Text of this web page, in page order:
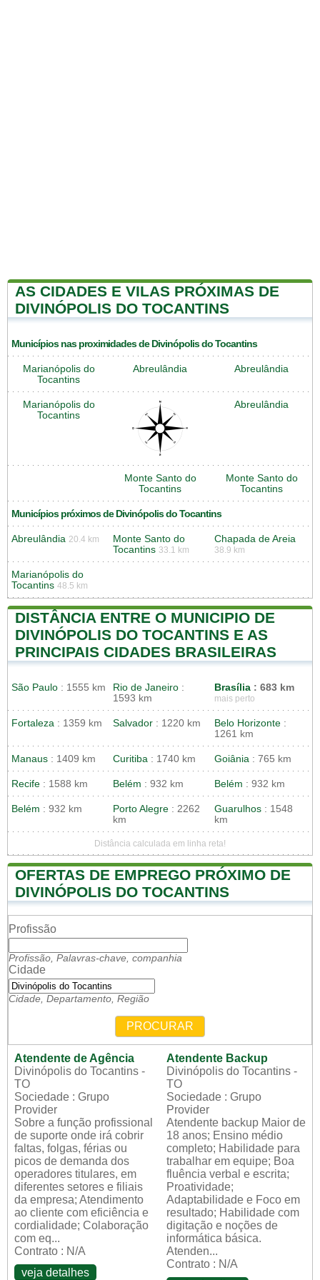
AS CIDADES E VILAS PRÓXIMAS DE
DIVINÓPOLIS DO TOCANTINS
Municípios nas proximidades de Divinópolis do Tocantins
Marianópolis do
Tocantins
Abreulândia Abreulândia
Marianópolis do
Tocantins
Abreulândia
Monte Santo do
Tocantins
Monte Santo do
Tocantins
Municípios próximos de Divinópolis do Tocantins
Abreulândia 20.4 km
Monte Santo do
Tocantins 33.1 km
Chapada de Areia
38.9 km
Marianópolis do
Tocantins 48.5 km
DISTÂNCIA ENTRE O MUNICIPIO DE
DIVINÓPOLIS DO TOCANTINS E AS
PRINCIPAIS CIDADES BRASILEIRAS
São Paulo : 1555 km Rio de Janeiro :
1593 km
Brasília : 683 km
mais perto
Fortaleza : 1359 km Salvador : 1220 km Belo Horizonte :
1261 km
Manaus : 1409 km Curitiba : 1740 km Goiânia : 765 km
Recife : 1588 km Belém : 932 km Belém : 932 km
Belém : 932 km Porto Alegre : 2262
km
Guarulhos : 1548
km
Distância calculada em linha reta!
OFERTAS DE EMPREGO PRÓXIMO DE
DIVINÓPOLIS DO TOCANTINS
Profissão
Profissão, Palavras-chave, companhia
Cidade
Cidade, Departamento, Região
PROCURAR
Atendente de Agência
Divinópolis do Tocantins -
TO
Sociedade : Grupo
Provider
Sobre a função profissional
de suporte onde irá cobrir
faltas, folgas, férias ou
picos de demanda dos
operadores titulares, em
diferentes setores e filiais
da empresa; Atendimento
ao cliente com eficiência e
cordialidade; Colaboração
com eq...
Contrato : N/A
veja detalhes
Atendente Backup
Divinópolis do Tocantins -
TO
Sociedade : Grupo
Provider
Atendente backup Maior de
18 anos; Ensino médio
completo; Habilidade para
trabalhar em equipe; Boa
fluência verbal e escrita;
Proatividade;
Adaptabilidade e Foco em
resultado; Habilidade com
digitação e noções de
informática básica.
Atenden...
Contrato : N/A